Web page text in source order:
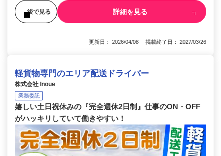
後で見る 詳細を見る
更新日： 2026/04/08 掲載終了日： 2027/03/26
軽貨物専門のエリア配送ドライバー
株式会社 Inoue
業務委託
嬉しい土日祝休みの『完全週休2日制』仕事のON・OFF
がハッキリしていて働きやすい！